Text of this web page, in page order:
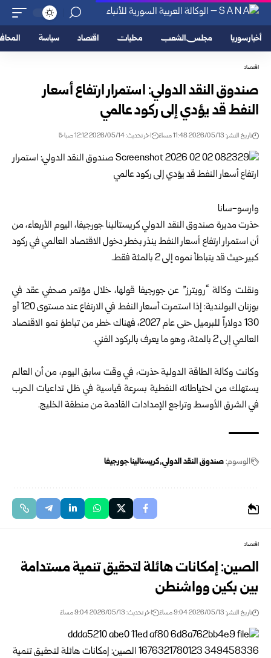
أخبار سوريا مجلس الشعب محليات اقتصاد سياسة
اقتصاد
صندوق النقد الدولي: استمرار ارتفاع أسعار
النفط قد يؤدي إلى ركود عالمي
تاريخ النشر: 2026/05/13 11:48 مساءً اخر تحديث: 2026/05/14 12:12 صباحًا
وارسو-سانا
حذرت مديرة صندوق النقد الدوليكريستالينا جورجيفا، اليوم الأربعاء، من
أن استمرار ارتفاع أسعار النفط ينذر بخطر دخول الاقتصاد العالمي في ركود
كبير حيث قد يتباطأ نموه إلى 2 بالمئة فقط.
ونقلت وكالة “رويترز” عن جورجيفا قولها، خلال مؤتمر صحفي عقد في
بوزنان البولندية: إذا استمرت أسعار النفط في الارتفاع عند مستوى 120 أو
130 دولاراً للبرميل حتى عام 2027، فهناك خطر من تباطؤ نمو الاقتصاد
العالمي إلى 2 بالمئة، وهو ما يعرف بالركود الفني.
وكانت وكالة الطاقة الدولية حذرت، في وقت سابق اليوم، من أن العالم
يستهلك من احتياطاته النفطية بسرعة قياسية في ظل تداعيات الحرب
في الشرق الأوسط وتراجع الإمدادات القادمة من منطقة الخليج.
الوسوم:صندوق النقد الدولي كريستالينا جورجيفا
اقتصاد
الصين: إمكانات هائلة لتحقيق تنمية مستدامة
بين بكين وواشنطن
تاريخ النشر: 2026/05/13 9:04 مساءً اخر تحديث: 2026/05/13 9:04 مساءً